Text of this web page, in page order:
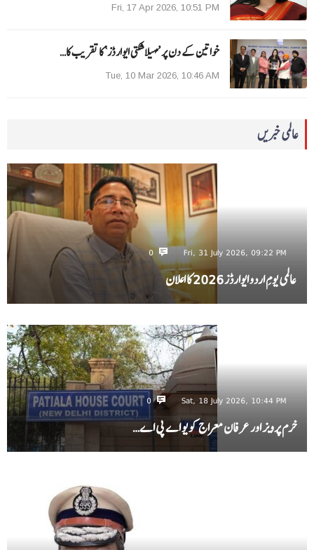
Fri, 17 Apr 2026, 10:51 PM
خواتین کے دن پر ’مہیلا شکتی ایوارڈز‘ کا تقریب کا…
Tue, 10 Mar 2026, 10:46 AM
عالمی خبریں
Fri, 31 July 2026, 09:22 PM
0
عالمی یومِ اردو ایوارڈز 2026 کا اعلان
Sat, 18 July 2026, 10:44 PM
0
خرم پرویز اور عرفان معراج کو یو اے پی اے…